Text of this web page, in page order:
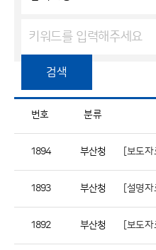
검색
번호 분류
1894 부산청
1893 부산청
1892 부산청